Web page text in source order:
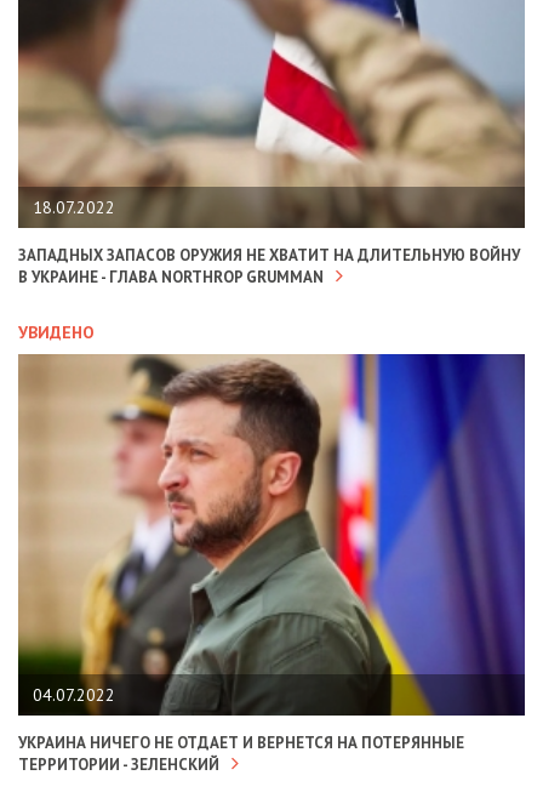
18.07.2022
ЗАПАДНЫХ ЗАПАСОВ ОРУЖИЯ НЕ ХВАТИТ НА ДЛИТЕЛЬНУЮ ВОЙНУ
В УКРАИНЕ - ГЛАВА NORTHROP GRUMMAN
УВИДЕНО
04.07.2022
УКРАИНА НИЧЕГО НЕ ОТДАЕТ И ВЕРНЕТСЯ НА ПОТЕРЯННЫЕ
ТЕРРИТОРИИ - ЗЕЛЕНСКИЙ